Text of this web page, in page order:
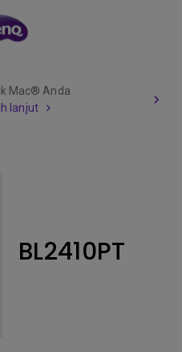
Mac® Anda
lanjut
BL2410PT